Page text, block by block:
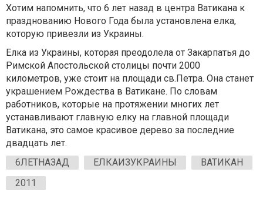
Хотим напомнить, что 6 лет назад в центра Ватикана к
празднованию Нового Года была установлена елка,
которую привезли из Украины.
Елка из Украины, которая преодолела от Закарпатья до
Римской Апостольской столицы почти 2000
километров, уже стоит на площади св.Петра. Она станет
украшением Рождества в Ватикане. По словам
работников, которые на протяжении многих лет
устанавливают главную елку на главной площади
Ватикана, это самое красивое дерево за последние
двадцать лет.
6ЛЕТНАЗАД
ЕЛКАИЗУКРАИНЫ
ВАТИКАН
2011